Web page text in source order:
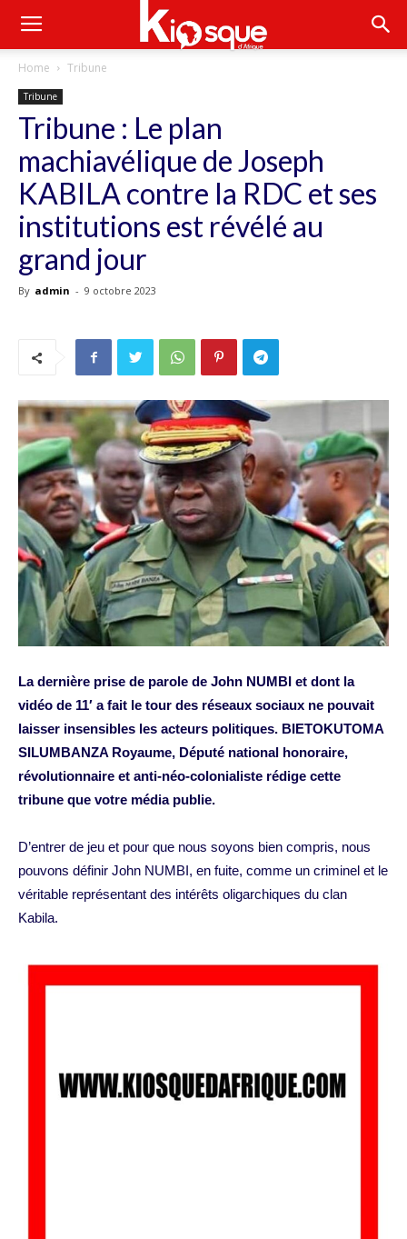
Home Tribune
Tribune
Tribune : Le plan
machiavélique de Joseph
KABILA contre la RDC et ses
institutions est révélé au
grand jour
By admin - 9 octobre 2023
La dernière prise de parole de John NUMBI et dont la
vidéo de 11′ a fait le tour des réseaux sociaux ne pouvait
laisser insensibles les acteurs politiques. BIETOKUTOMA
SILUMBANZA Royaume, Député national honoraire,
révolutionnaire et anti-néo-colonialiste rédige cette
tribune que votre média publie.
D’entrer de jeu et pour que nous soyons bien compris, nous
pouvons définir John NUMBI, en fuite, comme un criminel et le
véritable représentant des intérêts oligarchiques du clan
Kabila.